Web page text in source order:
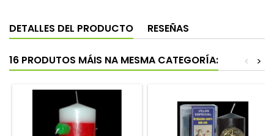
DETALLES DEL PRODUCTO RESEÑAS
16 PRODUTOS MÁIS NA MESMA CATEGORÍA: >
<